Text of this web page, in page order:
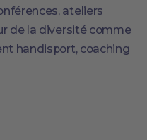
ateliers
de la diversité comme
handisport, coaching